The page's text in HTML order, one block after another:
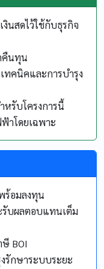
นสดไว้ใช้กับธุรกิจ
คืนทุน
ทคนิคและการบำรุง
หรับโครงการนี้
าโดยเฉพาะ
ร้อมลงทุน
รับผลตอบแทนเต็ม
BOI
รักษาระบบระยะ